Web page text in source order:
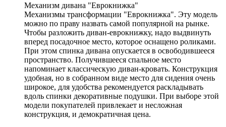
Механизм дивана "Еврокнижка"
Механизмы трансформации "Еврокнижка". Эту модель
можно по праву назвать самой популярной на рынке.
Чтобы разложить диван-еврокнижку, надо выдвинуть
вперед посадочное место, которое оснащено роликами.
При этом спинка дивана опускается в освободившееся
пространство. Получившееся спальное место
напоминает классическую диван-кровать. Конструкция
удобная, но в собранном виде место для сидения очень
широкое, для удобства рекомендуется раскладывать
вдоль спинки декоративные подушки. При выборе этой
модели покупателей привлекает и несложная
конструкция, и демократичная цена.